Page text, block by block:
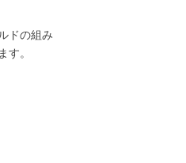
ドの組み
す。